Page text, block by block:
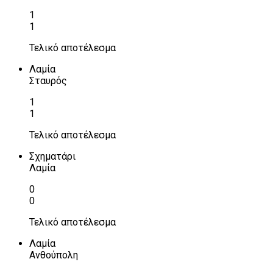
1
1
Τελικό αποτέλεσμα
Λαμία
Σταυρός
1
1
Τελικό αποτέλεσμα
Σχηματάρι
Λαμία
0
0
Τελικό αποτέλεσμα
Λαμία
Ανθούπολη